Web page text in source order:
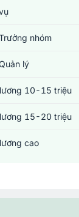
nhóm
lý
10-15 triệu
15-20 triệu
cao